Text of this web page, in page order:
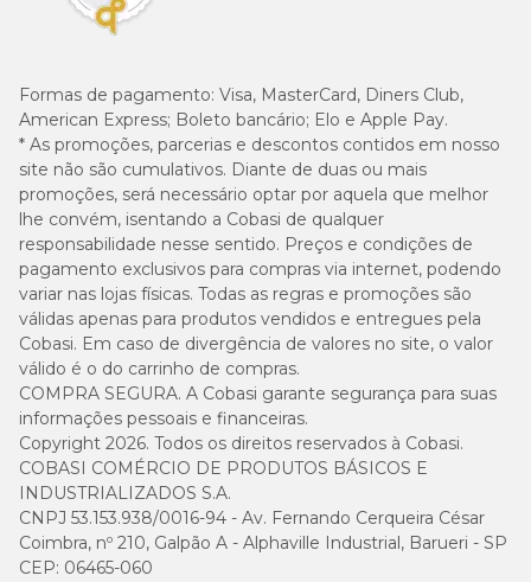
Formas de pagamento: Visa, MasterCard, Diners Club,
American Express; Boleto bancário; Elo e Apple Pay.
* As promoções, parcerias e descontos contidos em nosso
site não são cumulativos. Diante de duas ou mais
promoções, será necessário optar por aquela que melhor
lhe convém, isentando a Cobasi de qualquer
responsabilidade nesse sentido. Preços e condições de
pagamento exclusivos para compras via internet, podendo
variar nas lojas físicas. Todas as regras e promoções são
válidas apenas para produtos vendidos e entregues pela
Cobasi. Em caso de divergência de valores no site, o valor
válido é o do carrinho de compras.
COMPRA SEGURA. A Cobasi garante segurança para suas
informações pessoais e financeiras.
Copyright 2026. Todos os direitos reservados à Cobasi.
COBASI COMÉRCIO DE PRODUTOS BÁSICOS E
INDUSTRIALIZADOS S.A.
CNPJ 53.153.938/0016-94 - Av. Fernando Cerqueira César
Coimbra, nº 210, Galpão A - Alphaville Industrial, Barueri - SP
CEP: 06465-060